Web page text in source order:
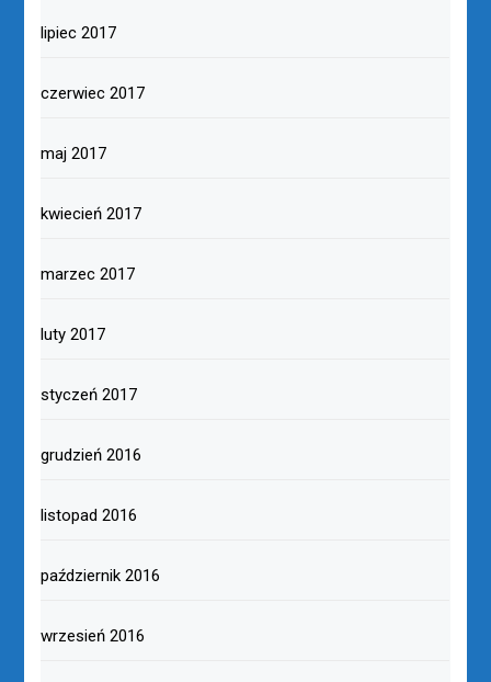
lipiec 2017
czerwiec 2017
maj 2017
kwiecień 2017
marzec 2017
luty 2017
styczeń 2017
grudzień 2016
listopad 2016
październik 2016
wrzesień 2016